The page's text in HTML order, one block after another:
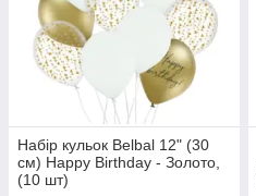
Набір кульок Belbal 12" (30
см) Happy Birthday - Золото,
(10 шт)